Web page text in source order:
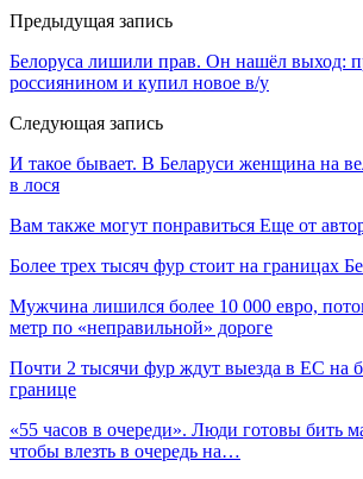
Предыдущая запись
Белоруса лишили прав. Он нашёл выход:
россиянином и купил новое в/у
Следующая запись
И такое бывает. В Беларуси женщина на
в лося
Вам также могут понравиться Еще от
Более трех тысяч фур стоит на границах
Мужчина лишился более 10 000 евро,
метр по «неправильной» дороге
Почти 2 тысячи фур ждут выезда в ЕС на
границе
«55 часов в очереди». Люди готовы бить
чтобы влезть в очередь на…